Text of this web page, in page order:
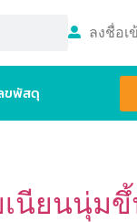
ลงชื่อเ
ขพัสดุ
เนียนนุ่ม